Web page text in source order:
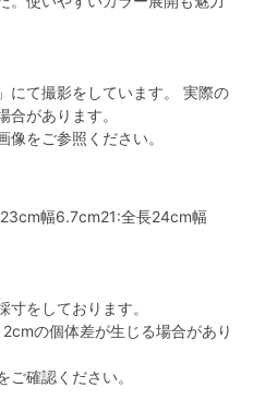
にて撮影をしています。 実際の
があります。
像をご参照ください。
幅6.7cm21:全長24cm幅
寸をしております。
の個体差が生じる場合があり
ご確認ください。